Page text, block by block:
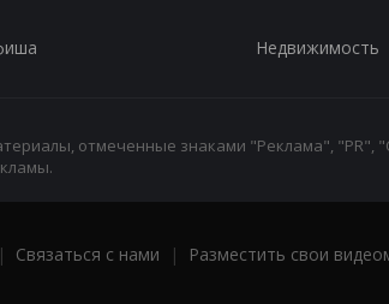
Недвижимость
отмеченные знаками "Реклама", "PR",
Связаться с нами | Разместить свои